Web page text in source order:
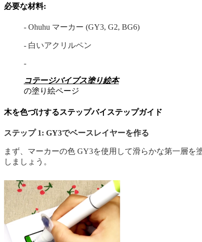
必要な材料:
- Ohuhu マーカー (GY3, G2, BG6)
- 白いアクリルペン
-
コテージバイブス塗り絵本
の塗り絵ページ
木を色づけするステップバイステップガイド
ステップ 1: GY3でベースレイヤーを作る
まず、マーカーの色 GY3を使用して滑らかな第一層
しましょう。